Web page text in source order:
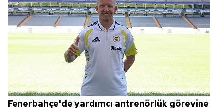
Fenerbahçe'de yardımcı antrenörlük görevine